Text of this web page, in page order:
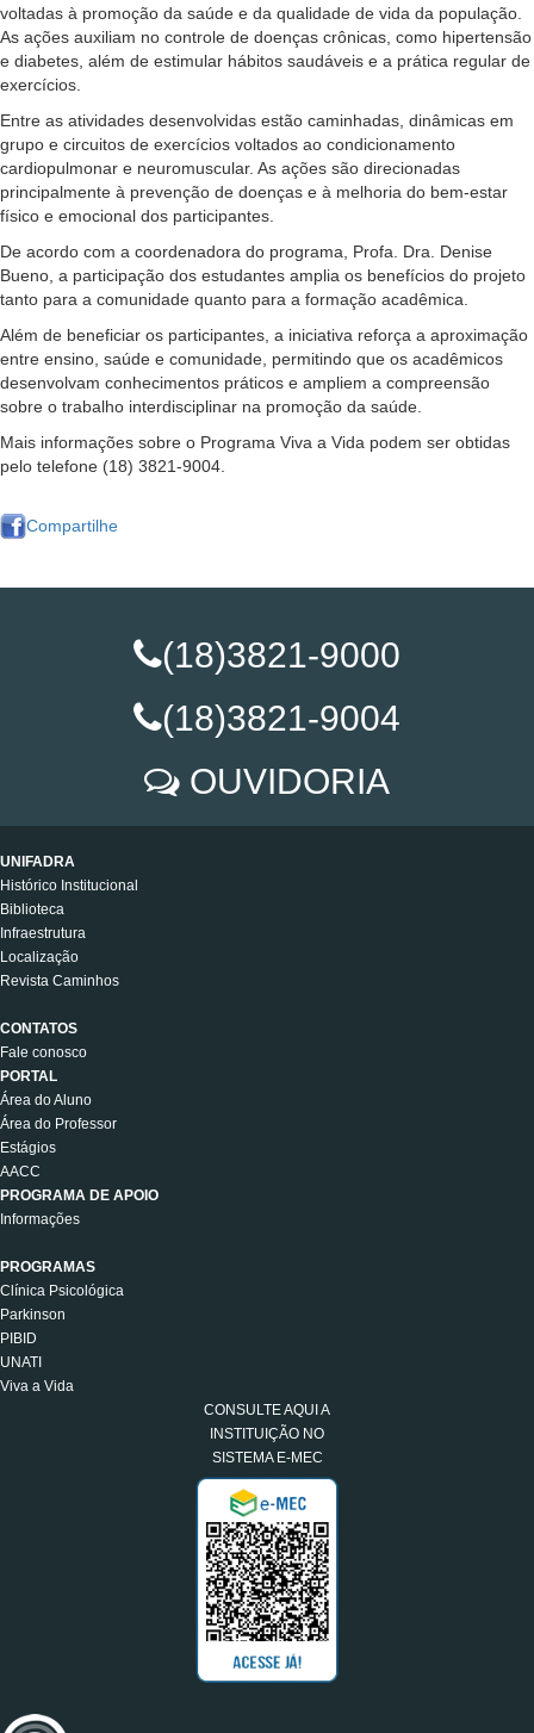
voltadas à promoção da saúde e da qualidade de vida da população.
As ações auxiliam no controle de doenças crônicas, como hipertensão
e diabetes, além de estimular hábitos saudáveis e a prática regular de
exercícios.
Entre as atividades desenvolvidas estão caminhadas, dinâmicas em
grupo e circuitos de exercícios voltados ao condicionamento
cardiopulmonar e neuromuscular. As ações são direcionadas
principalmente à prevenção de doenças e à melhoria do bem-estar
físico e emocional dos participantes.
De acordo com a coordenadora do programa, Profa. Dra. Denise
Bueno, a participação dos estudantes amplia os benefícios do projeto
tanto para a comunidade quanto para a formação acadêmica.
Além de beneficiar os participantes, a iniciativa reforça a aproximação
entre ensino, saúde e comunidade, permitindo que os acadêmicos
desenvolvam conhecimentos práticos e ampliem a compreensão
sobre o trabalho interdisciplinar na promoção da saúde.
Mais informações sobre o Programa Viva a Vida podem ser obtidas
pelo telefone (18) 3821-9004.
Compartilhe
(18)3821-9000
(18)3821-9004
OUVIDORIA
UNIFADRA
Histórico Institucional
Biblioteca
Infraestrutura
Localização
Revista Caminhos
CONTATOS
Fale conosco
PORTAL
Área do Aluno
Área do Professor
Estágios
AACC
PROGRAMA DE APOIO
Informações
PROGRAMAS
Clínica Psicológica
Parkinson
PIBID
UNATI
Viva a Vida
CONSULTE AQUI A
INSTITUIÇÃO NO
SISTEMA E-MEC